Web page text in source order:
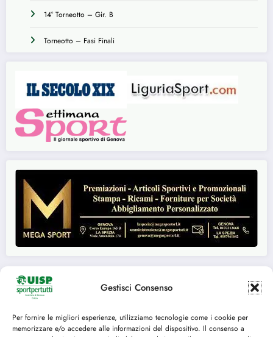
Gestisci Consenso
Per fornire le migliori esperienze, utilizziamo tecnologie come i cookie per
memorizzare e/o accedere alle informazioni del dispositivo. Il consenso a
14° Torneotto – Gir. B
Torneotto – Fasi Finali
Seguici su: